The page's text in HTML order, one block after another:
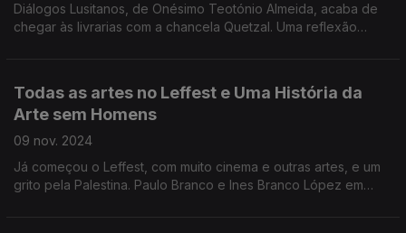
Diálogos Lusitanos, de Onésimo Teotónio Almeida, acaba de
chegar às livrarias com a chancela Quetzal. Uma reflexão
Todas as artes no Leffest e Uma História da
Arte sem Homens
09 nov. 2024
Já começou o Leffest, com muito cinema e outras artes, e um
grito pela Palestina. Paulo Branco e Ines Branco López em